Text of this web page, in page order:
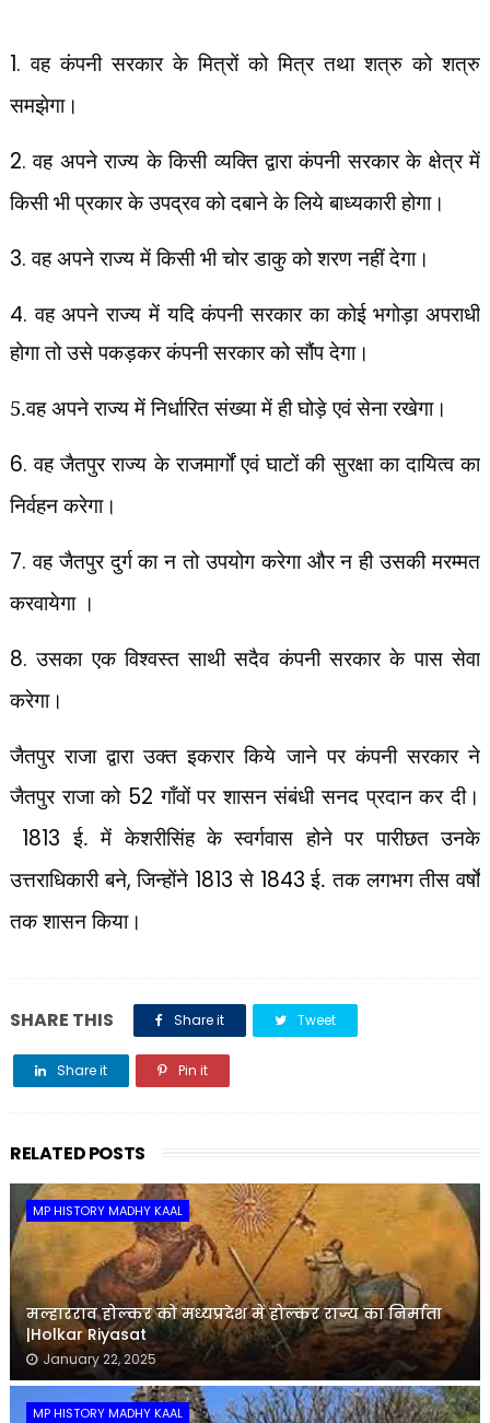
1.वह कंपनी सरकार के मित्रों को मित्र तथा शत्रु को शत्रु
समझेगा।
2.वह अपने राज्य के किसी व्यक्ति द्वारा कंपनी सरकार के क्षेत्र में
किसी भी प्रकार के उपद्रव को दबाने के लिये बाध्यकारी होगा।
3.वह अपने राज्य में किसी भी चोर डाकु को शरण नहीं देगा।
4.वह अपने राज्य में यदि कंपनी सरकार का कोई भगोड़ा अपराधी
होगा तो उसे पकड़कर कंपनी सरकार को सौंप देगा।
5.वह अपने राज्य में निर्धारित संख्या में ही घोड़े एवं सेना रखेगा।
6.वह जैतपुर राज्य के राजमार्गों एवं घाटों की सुरक्षा का दायित्व का
निर्वहन करेगा।
7. वह जैतपुर दुर्ग का न तो उपयोग करेगा और न ही उसकी मरम्मत
करवायेगा ।
8.उसका एक विश्वस्त साथी सदैव कंपनी सरकार के पास सेवा
करेगा।
जैतपुर राजा द्वारा उक्त इकरार किये जाने पर कंपनी सरकार ने
जैतपुर राजा को 52 गाँवों परशासन संबंधी सनद प्रदान कर दी।
1813 ई. में केशरीसिंह के स्वर्गवास होने पर पारीछत उनके
उत्तराधिकारी बने,जिन्होंने 1813 से 1843 ई. तक लगभग तीस वर्षों
तक शासन किया।
SHARE THIS Share it Tweet
Share it Pin it
RELATED POSTS
MP HISTORY MADHY KAAL
मल्हारराव होल्कर को मध्यप्रदेश में होल्कर राज्य का निर्माता
|Holkar Riyasat
January 22, 2025
MP HISTORY MADHY KAAL